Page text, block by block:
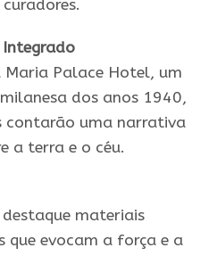
Integrado
Maria Palace Hotel, um
dos anos 1940,
contarão uma narrativa
a terra e o céu.
materiais
que evocam a força e a